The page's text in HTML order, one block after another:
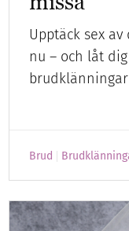
Upptäck sex
nu – och låt
Brud